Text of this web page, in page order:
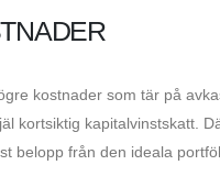
kostnader som tär på
kortsiktig kapitalvinstskatt.
belopp från den ideala